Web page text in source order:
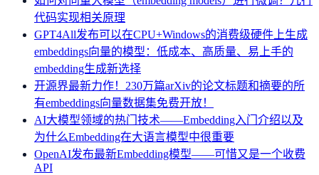
代码实现相关原理
GPT4All发布可以在CPU+Windows的消费级硬件上生成
embeddings向量的模型：低成本、高质量、易上手的
embedding生成新选择
开源界最新力作！230万篇arXiv的论文标题和摘要的所
有embeddings向量数据集免费开放！
AI大模型领域的热门技术——Embedding入门介绍以及
为什么Embedding在大语言模型中很重要
OpenAI发布最新Embedding模型——可惜又是一个收费
API